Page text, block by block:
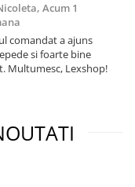
Acum 1
comandat a ajuns
si foarte bine
Multumesc, Lexshop!